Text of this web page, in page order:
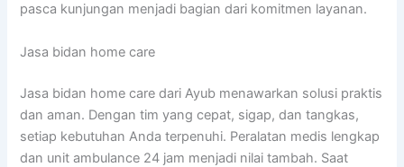
pasca kunjungan menjadi bagian dari komitmen layanan.
Jasa bidan home care
Jasa bidan home care dari Ayub menawarkan solusi praktis
dan aman. Dengan tim yang cepat, sigap, dan tangkas,
setiap kebutuhan Anda terpenuhi. Peralatan medis lengkap
dan unit ambulance 24 jam menjadi nilai tambah. Saat